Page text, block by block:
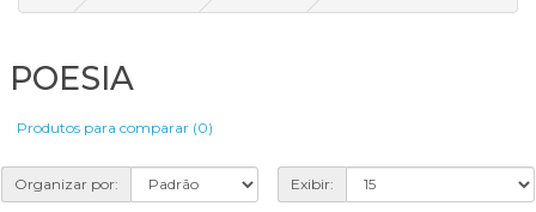
POESIA
Produtos para comparar (0)
Organizar por: Exibir: